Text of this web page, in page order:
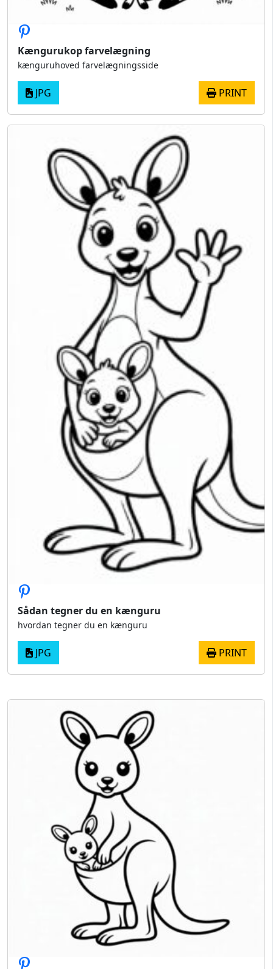
Kængurukop farvelægning
kænguruhoved farvelægningsside
JPG PRINT
Sådan tegner du en kænguru
hvordan tegner du en kænguru
JPG PRINT